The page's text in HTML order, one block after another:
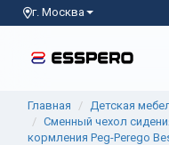
г. Москва
Главная Детская
Сменный чехол
кормления Peg-Perego